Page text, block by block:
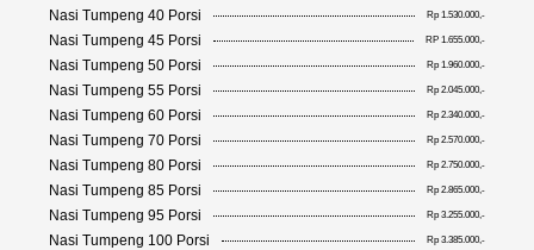
Nasi Tumpeng 40 Porsi Rp 1.530.000,-
Nasi Tumpeng 45 Porsi RP 1.655.000,-
Nasi Tumpeng 50 Porsi Rp 1.960.000,-
Nasi Tumpeng 55 Porsi Rp 2.045.000,-
Nasi Tumpeng 60 Porsi Rp 2.340.000,-
Nasi Tumpeng 70 Porsi Rp 2.570.000,-
Nasi Tumpeng 80 Porsi Rp 2.750.000,-
Nasi Tumpeng 85 Porsi Rp 2.865.000,-
Nasi Tumpeng 95 Porsi Rp 3.255.000,-
Nasi Tumpeng 100 Porsi Rp 3.385.000,-